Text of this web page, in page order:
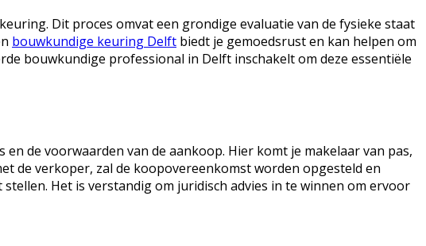
Dit proces omvat een grondige evaluatie van de fysieke staat
bouwkundige keuring Delft biedt je gemoedsrust en kan helpen om
bouwkundige professional in Delft inschakelt om deze essentiële
de voorwaarden van de aankoop. Hier komt je makelaar van pas,
de verkoper, zal de koopovereenkomst worden opgesteld en
Het is verstandig om juridisch advies in te winnen om ervoor